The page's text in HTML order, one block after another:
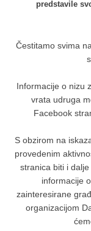
predstavile
Čestitamo svima
Informacije o nizu
vrata udruga
Facebook
S obzirom na
provedenim
stranica biti i
informacije
zainteresirane
organizacijom